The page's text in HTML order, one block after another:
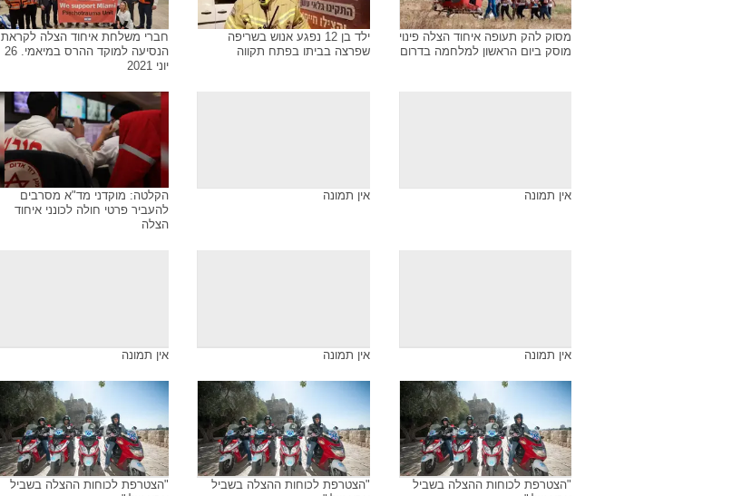
מסוק להק תעופה איחוד הצלה פינוי
מוסק ביום הראשון למלחמה בדרום
ילד בן 12 נפגע אנוש בשריפה
שפרצה בביתו בפתח תקווה
חברי משלחת איחוד הצלה לקראת
הנסיעה למוקד ההרס במיאמי. 26
יוני 2021
אין תמונה אין תמונה
הקלטה: מוקדני מד"א מסרבים
להעביר פרטי חולה לכונני איחוד
הצלה
אין תמונה אין תמונה אין תמונה
"הצטרפת לכוחות ההצלה בשביל
"הצטרפת לכוחות ההצלה בשביל
"הצטרפת לכוחות ההצלה בשביל